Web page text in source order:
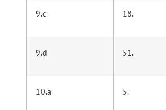
9.c 18.
9.d 51.
10.a 5.